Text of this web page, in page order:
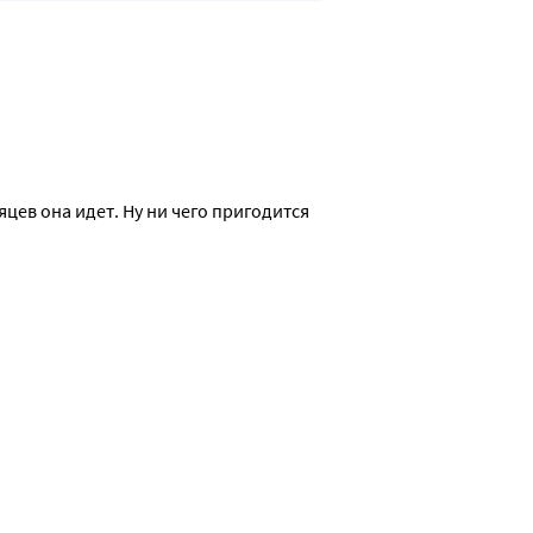
она идет. Ну ни чего пригодится